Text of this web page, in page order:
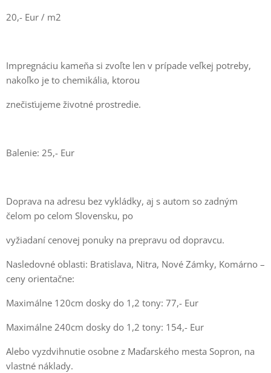
20,- Eur / m2
Impregnáciu kameňa si zvoľte len v prípade veľkej potreby,
nakoľko je to chemikália, ktorou
znečisťujeme životné prostredie.
Balenie: 25,- Eur
Doprava na adresu bez vykládky, aj s autom so zadným
čelom po celom Slovensku, po
vyžiadaní cenovej ponuky na prepravu od dopravcu.
Nasledovné oblasti: Bratislava, Nitra, Nové Zámky, Komárno –
ceny orientačne:
Maximálne 120cm dosky do 1,2 tony: 77,- Eur
Maximálne 240cm dosky do 1,2 tony: 154,- Eur
Alebo vyzdvihnutie osobne z Maďarského mesta Sopron, na
vlastné náklady.